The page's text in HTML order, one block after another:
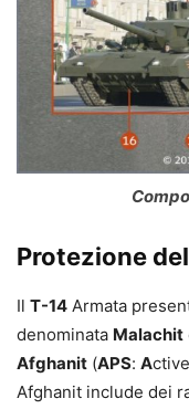
Protezione
Il T-14 Armata
denominata Malachit
Afghanit (APS: Active
Afghanit include dei